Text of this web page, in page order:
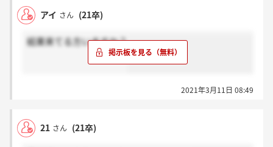
アイ さん (21卒)
結果来てる方いますか？
2021年3月11日 08:49
21 さん (21卒)